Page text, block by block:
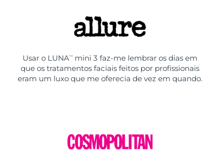
Usar o LUNATM
mini 3 faz-me lembrar os dias em
que os tratamentos faciais feitos por profissionais
eram um luxo que me oferecia de vez em quando.